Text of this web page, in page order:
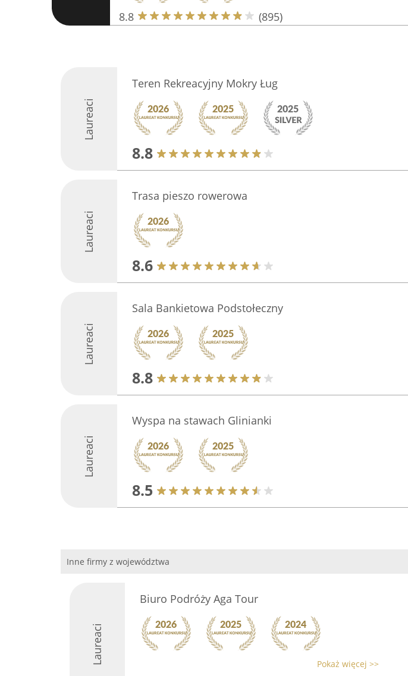
8.8 (895)
Laureaci
Teren Rekreacyjny Mokry Ług
8.8
Laureaci
Trasa pieszo rowerowa
8.6
Laureaci
Sala Bankietowa Podstołeczny
8.8
Laureaci
Wyspa na stawach Glinianki
8.5
Inne firmy z województwa
Laureaci
Biuro Podróży Aga Tour
Pokaż więcej >>